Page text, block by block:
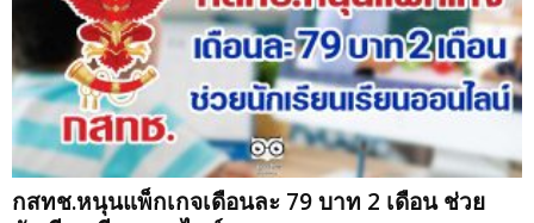
กสทช.หนุนแพ็กเกจเดือนละ 79 บาท 2 เดือน ช่วย